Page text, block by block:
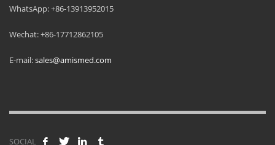
WhatsApp: +86-13913952015
Wechat: +86-17712862105
E-mail:sales@amismed.com
SOCIAL